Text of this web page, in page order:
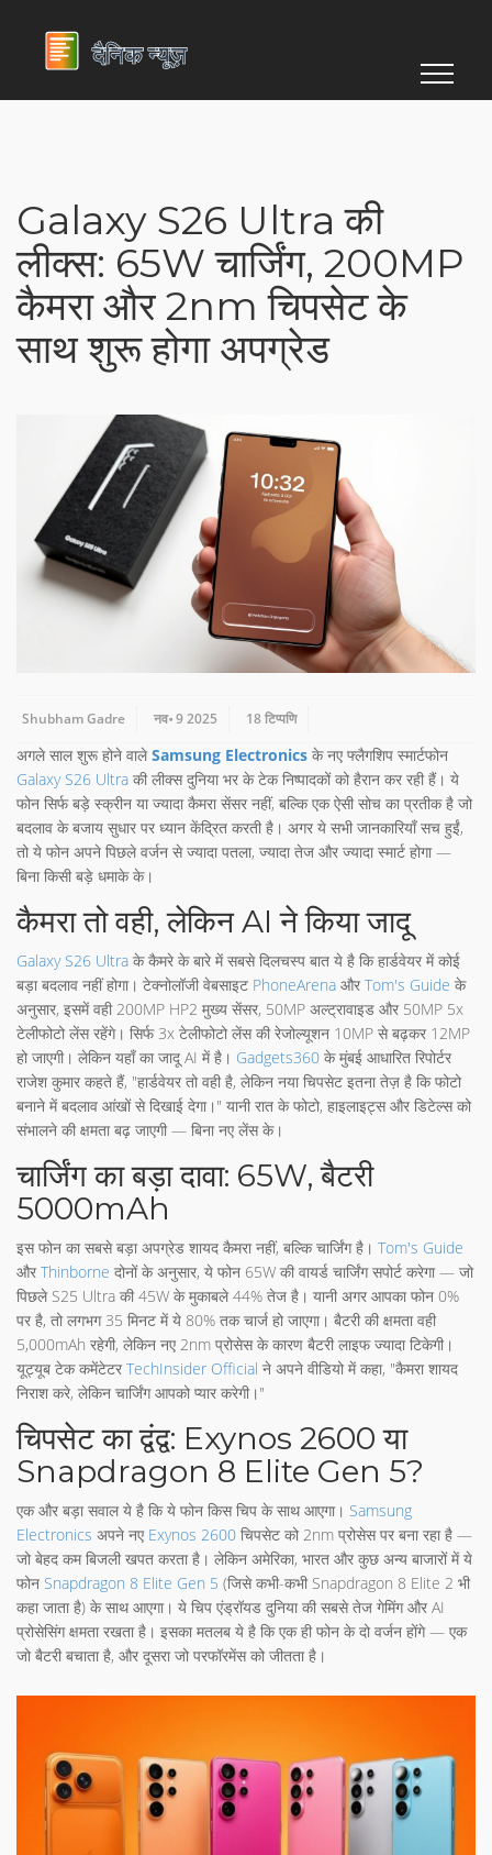
Galaxy S26 Ultra की
लीक्स: 65W चार्जिंग, 200MP
कैमरा और 2nm चिपसेट के
साथ शुरू होगा अपग्रेड
Shubham Gadre नव॰ 9 2025 18 टिप्पणि
अगले साल शुरू होने वालेSamsung Electronics के नए फ्लैगशिप स्मार्टफोन
Galaxy S26 Ultra की लीक्स दुनिया भर के टेक निष्पादकों को हैरान कर रही हैं। ये
फोन सिर्फ बड़े स्क्रीन या ज्यादा कैमरा सेंसर नहीं, बल्कि एक ऐसी सोच का प्रतीक है जो
बदलाव के बजाय सुधार पर ध्यान केंद्रित करती है। अगर ये सभी जानकारियाँ सच हुईं,
तो ये फोन अपने पिछले वर्जन से ज्यादा पतला, ज्यादा तेज और ज्यादा स्मार्ट होगा —
बिना किसी बड़े धमाके के।
कैमरा तो वही, लेकिन AI ने किया जादू
Galaxy S26 Ultra के कैमरे के बारे में सबसे दिलचस्प बात ये है कि हार्डवेयर में कोई
बड़ा बदलाव नहीं होगा। टेक्नोलॉजी वेबसाइट PhoneArena और Tom's Guide के
अनुसार, इसमें वही 200MP HP2 मुख्य सेंसर, 50MP अल्ट्रावाइड और 50MP 5x
टेलीफोटो लेंस रहेंगे। सिर्फ 3x टेलीफोटो लेंस की रेजोल्यूशन 10MP से बढ़कर 12MP
हो जाएगी। लेकिन यहाँ का जादू AI में है। Gadgets360 के मुंबई आधारित रिपोर्टर
राजेश कुमार कहते हैं, "हार्डवेयर तो वही है, लेकिन नया चिपसेट इतना तेज़ है कि फोटो
बनाने में बदलाव आंखों से दिखाई देगा।" यानी रात के फोटो, हाइलाइट्स और डिटेल्स को
संभालने की क्षमता बढ़ जाएगी — बिना नए लेंस के।
चार्जिंग का बड़ा दावा: 65W, बैटरी
5000mAh
इस फोन का सबसे बड़ा अपग्रेड शायद कैमरा नहीं, बल्कि चार्जिंग है। Tom's Guide
और Thinborne दोनों के अनुसार, ये फोन 65W की वायर्ड चार्जिंग सपोर्ट करेगा — जो
पिछले S25 Ultra की 45W के मुकाबले 44% तेज है। यानी अगर आपका फोन 0%
पर है, तो लगभग 35 मिनट में ये 80% तक चार्ज हो जाएगा। बैटरी की क्षमता वही
5,000mAh रहेगी, लेकिन नए 2nm प्रोसेस के कारण बैटरी लाइफ ज्यादा टिकेगी।
यूट्यूब टेक कमेंटेटर TechInsider Official ने अपने वीडियो में कहा, "कैमरा शायद
निराश करे, लेकिन चार्जिंग आपको प्यार करेगी।"
चिपसेट का द्वंद्व: Exynos 2600 या
Snapdragon 8 Elite Gen 5?
एक और बड़ा सवाल ये है कि ये फोन किस चिप के साथ आएगा। Samsung
Electronics अपने नए Exynos 2600 चिपसेट को 2nm प्रोसेस पर बना रहा है —
जो बेहद कम बिजली खपत करता है। लेकिन अमेरिका, भारत और कुछ अन्य बाजारों में ये
फोन Snapdragon 8 Elite Gen 5 (जिसे कभी-कभी Snapdragon 8 Elite 2 भी
कहा जाता है) के साथ आएगा। ये चिप एंड्रॉयड दुनिया की सबसे तेज गेमिंग और AI
प्रोसेसिंग क्षमता रखता है। इसका मतलब ये है कि एक ही फोन के दो वर्जन होंगे — एक
जो बैटरी बचाता है, और दूसरा जो परफॉरमेंस को जीतता है।